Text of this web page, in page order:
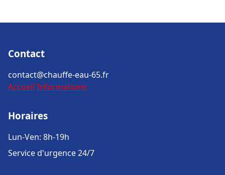
Contact
contact@chauffe-eau-65.fr
Accueil Informations
Horaires
Lun-Ven: 8h-19h
Service d'urgence 24/7